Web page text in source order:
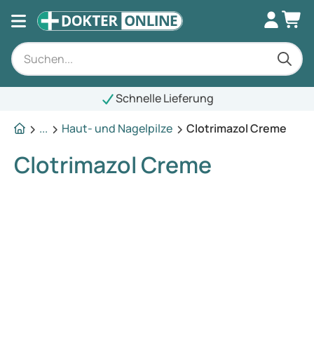
Schnelle Lieferung
...
Haut- und Nagelpilze Clotrimazol Creme
Clotrimazol Creme